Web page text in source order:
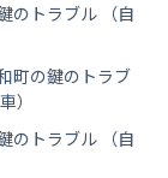
のトラブル （自
町の鍵のトラブ
）
のトラブル （自